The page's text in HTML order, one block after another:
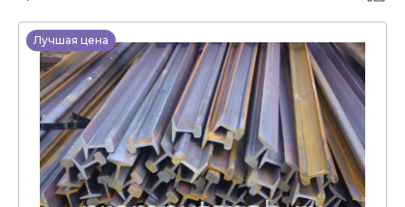
Лучшая цена